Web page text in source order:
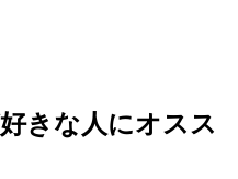
きな人にオスス